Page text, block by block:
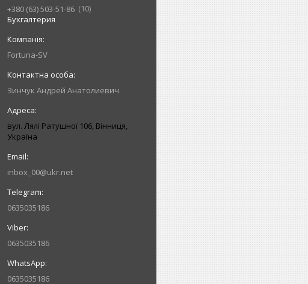
+380 (63) 503-51-86
10
Бухгалтерия
Fortuna-SV
Зинчук Андрей Анатолиевич
вул. Лялі Ратушної 106, Вінниця,
Україна
inbox_00@ukr.net
0635035186
0635035186
0635035186